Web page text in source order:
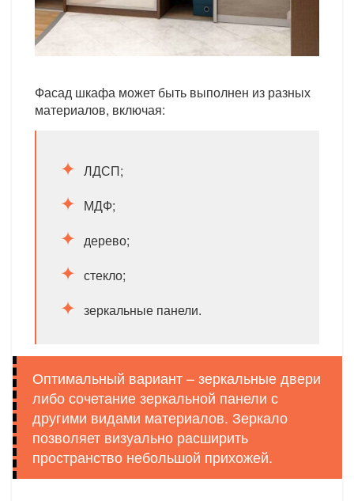
Фасад шкафа может быть выполнен из разных
материалов, включая:
ЛДСП;
МДФ;
дерево;
стекло;
зеркальные панели.
Оптимальный вариант – зеркальные двери
либо сочетание зеркальной панели с
другими видами материалов. Зеркало
позволяет визуально расширить
пространство небольшой прихожей.